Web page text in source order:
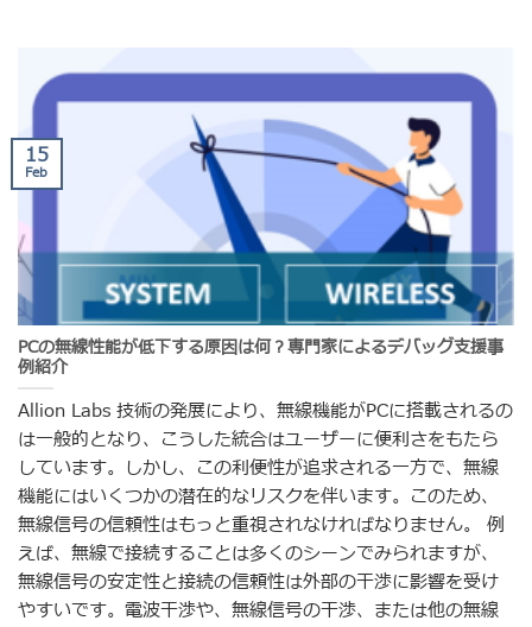
PCの無線性能が低下する原因は何？専門家によるデバッグ支援事
例紹介
Allion Labs 技術の発展により、無線機能がPCに搭載されるの
は一般的となり、こうした統合はユーザーに便利さをもたら
しています。しかし、この利便性が追求される一方で、無線
機能にはいくつかの潜在的なリスクを伴います。このため、
無線信号の信頼性はもっと重視されなければなりません。 例
えば、無線で接続することは多くのシーンでみられますが、
無線信号の安定性と接続の信頼性は外部の干渉に影響を受け
やすいです。電波干渉や、無線信号の干渉、または他の無線
15
Feb